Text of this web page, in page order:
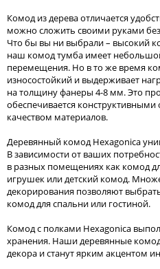
Комод из дерева отличается
можно сложить своими руками
Что бы вы ни выбрали – высокий
наш комод тумба имеет
перемещения. Но в то же время
износостойкий и выдерживает
на толщину фанеры 4-8 мм. Это
обеспечивается
качеством материалов.
Деревянный комод Hexagonica
В зависимости от ваших
в разных помещениях как комод
игрушек или детский комод.
декорирования позволяют
комод для спальни или гостиной.
Комод с полками Hexagonica
хранения. Наши деревянные
декора и станут ярким акцентом